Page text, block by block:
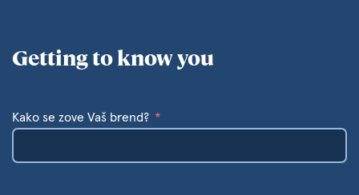
Getting to know you
Kako se zove Vaš brend?